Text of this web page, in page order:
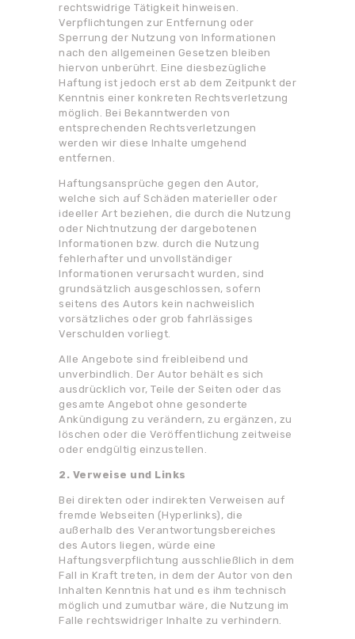
rechtswidrige Tätigkeit hinweisen.
Verpflichtungen zur Entfernung oder
Sperrung der Nutzung von Informationen
nach den allgemeinen Gesetzen bleiben
hiervon unberührt. Eine diesbezügliche
Haftung ist jedoch erst ab dem Zeitpunkt der
Kenntnis einer konkreten Rechtsverletzung
möglich. Bei Bekanntwerden von
entsprechenden Rechtsverletzungen
werden wir diese Inhalte umgehend
entfernen.
Haftungsansprüche gegen den Autor,
welche sich auf Schäden materieller oder
ideeller Art beziehen, die durch die Nutzung
oder Nichtnutzung der dargebotenen
Informationen bzw. durch die Nutzung
fehlerhafter und unvollständiger
Informationen verursacht wurden, sind
grundsätzlich ausgeschlossen, sofern
seitens des Autors kein nachweislich
vorsätzliches oder grob fahrlässiges
Verschulden vorliegt.
Alle Angebote sind freibleibend und
unverbindlich. Der Autor behält es sich
ausdrücklich vor, Teile der Seiten oder das
gesamte Angebot ohne gesonderte
Ankündigung zu verändern, zu ergänzen, zu
löschen oder die Veröffentlichung zeitweise
oder endgültig einzustellen.
2. Verweise und Links
Bei direkten oder indirekten Verweisen auf
fremde Webseiten (Hyperlinks), die
außerhalb des Verantwortungsbereiches
des Autors liegen, würde eine
Haftungsverpflichtung ausschließlich in dem
Fall in Kraft treten, in dem der Autor von den
Inhalten Kenntnis hat und es ihm technisch
möglich und zumutbar wäre, die Nutzung im
Falle rechtswidriger Inhalte zu verhindern.